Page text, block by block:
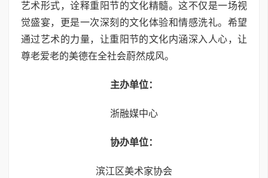
艺术形式，诠释重阳节的文化精髓。这不仅是一场视
觉盛宴，更是一次深刻的文化体验和情感洗礼。希望
通过艺术的力量，让重阳节的文化内涵深入人心，让
尊老爱老的美德在全社会蔚然成风。
主办单位：
浙融媒中心
协办单位：
滨江区美术家协会